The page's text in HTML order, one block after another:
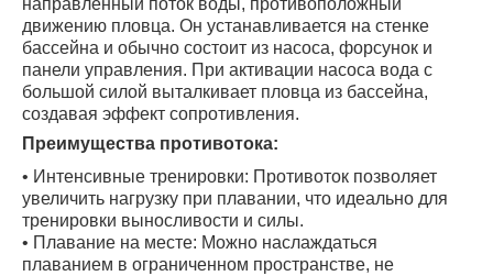
движению пловца. Он устанавливается на стенке
бассейна и обычно состоит из насоса, форсунок и
панели управления. При активации насоса вода с
большой силой выталкивает пловца из бассейна,
создавая эффект сопротивления.
Преимущества противотока:
• Интенсивные тренировки: Противоток позволяет
увеличить нагрузку при плавании, что идеально для
тренировки выносливости и силы.
• Плавание на месте: Можно наслаждаться
плаванием в ограниченном пространстве, не